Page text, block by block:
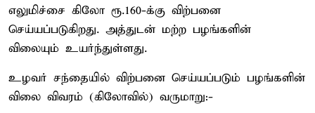
எலுமிச்சை கிலோ ரூ.160-க்கு விற்பனை
செய்யப்படுகிறது. அத்துடன் மற்ற பழங்களின்
விலையும் உயர்ந்துள்ளது.
உழவர் சந்தையில் விற்பனை செய்யப்படும் பழங்களின்
விலை விவரம் (கிலோவில்) வருமாறு:-